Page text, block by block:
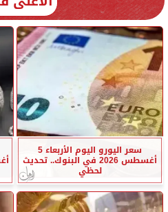
سعر اليورو اليوم الأربعاء 5
أغسطس 2026 في البنوك.. تحديث
لحظي